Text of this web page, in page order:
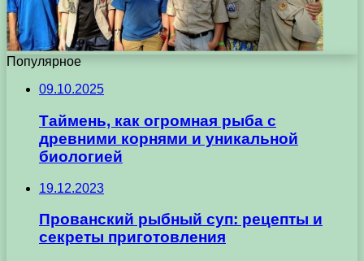
Популярное
09.10.2025
Таймень, как огромная рыба с
древними корнями и уникальной
биологией
19.12.2023
Прованский рыбный суп: рецепты и
секреты приготовления